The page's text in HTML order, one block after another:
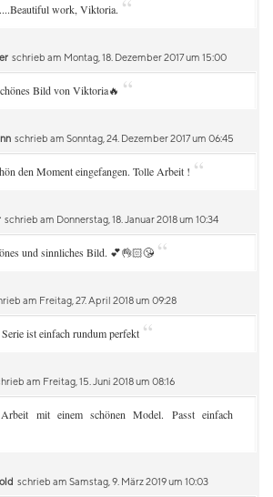
work, Viktoria. “
schrieb am Montag, 18. Dezember 2017 um 15:00
Bild von Viktoria🔥 “
schrieb am Sonntag, 24. Dezember 2017 um 06:45
den Moment eingefangen. Tolle Arbeit ! “
schrieb am Donnerstag, 18. Januar 2018 um 10:34
und sinnliches Bild. 💕👌🏻😘 “
am Freitag, 27. April 2018 um 09:28
ist einfach rundum perfekt “
am Freitag, 15. Juni 2018 um 08:16
mit einem schönen Model. Passt einfach
schrieb am Samstag, 9. März 2019 um 10:03